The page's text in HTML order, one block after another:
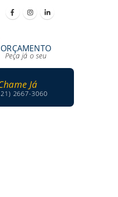
ORÇAMENTO
Peça já o seu
Já
2667-3060